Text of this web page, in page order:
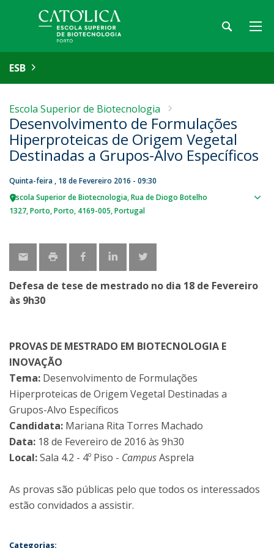
ESB
Escola Superior de Biotecnologia
Desenvolvimento de Formulações
Hiperproteicas de Origem Vegetal
Destinadas a Grupos-Alvo Específicos
Quinta-feira , 18 de Fevereiro 2016 - 09:30
Escola Superior de Biotecnologia Rua de Diogo Botelho
1327 Porto Porto 4169-005 Portugal
Defesa de tese de mestrado no dia 18 de Fevereiro
às 9h30
PROVAS DE MESTRADO EM BIOTECNOLOGIA E
INOVAÇÃO
Tema: Desenvolvimento de Formulações
Hiperproteicas de Origem Vegetal Destinadas a
Grupos-Alvo Específicos
Candidata: Mariana Rita Torres Machado
Data: 18 de Fevereiro de 2016 às 9h30
Local:Sala 4.2 - 4º Piso - CampusAsprela
As provas são públicas pelo que todos os interessados
estão convidados a assistir.
Categorias: